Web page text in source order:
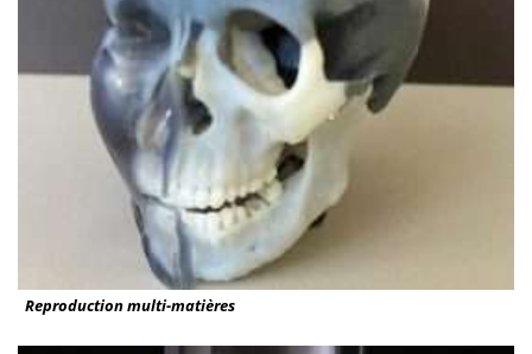
Reproduction multi-matières